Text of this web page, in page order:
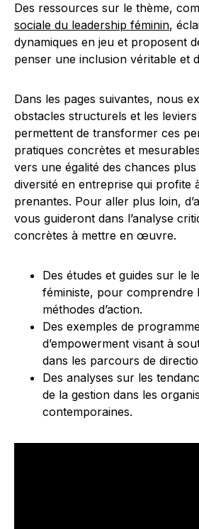
Des ressources sur le thème,
sociale du leadership féminin,
dynamiques en jeu et proposent
penser une inclusion véritable et
Dans les pages suivantes, nous
obstacles structurels et les
permettent de transformer ces
pratiques concrètes et
vers une égalité des chances
diversité en entreprise qui profite
prenantes. Pour aller plus loin,
vous guideront dans l’analyse
concrètes à mettre en œuvre.
Des études et guides sur le
féministe, pour comprendre
méthodes d’action.
Des exemples de
d’empowerment visant à
dans les parcours de
Des analyses sur les
de la gestion dans les
contemporaines.